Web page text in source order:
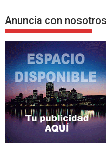
Anuncia con nosotros